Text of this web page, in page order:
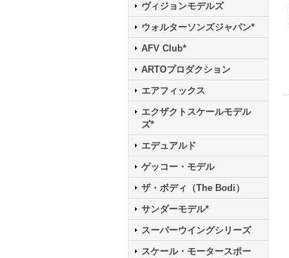
ヴィジョンモデルズ
ウォルターソンズジャパン*
AFV Club*
ARTOプロダクション
エアフィックス
エクザクトスケールモデル
ズ*
エデュアルド
ゲッコー・モデル
ザ・ボディ（The Bodi）
サンダーモデル*
スーパーウイングシリーズ
スケール・モータースポー